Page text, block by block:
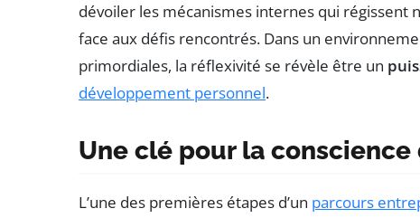
dévoiler les mécanismes internes qui régissent
face aux défis rencontrés. Dans un
primordiales, la réflexivité se révèle être un
développement personnel.
Une clé pour la conscience
L’une des premières étapes d’un parcours